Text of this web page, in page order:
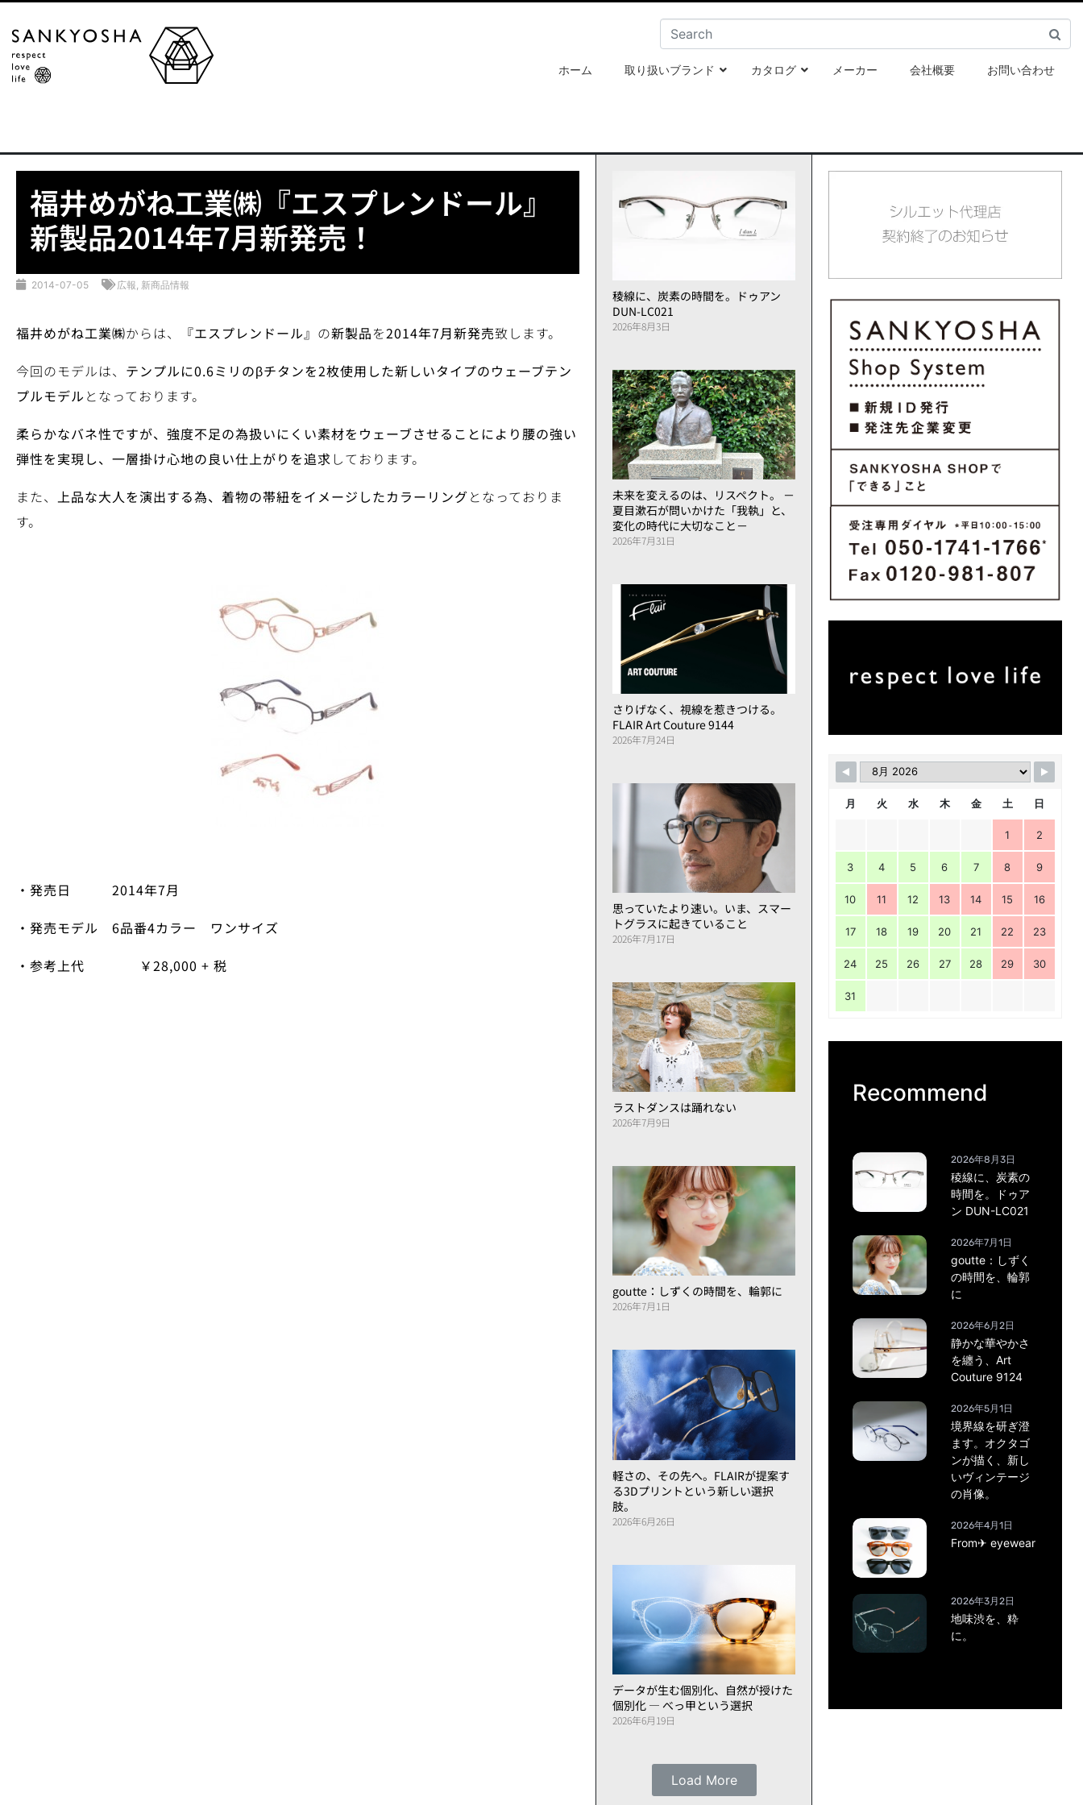
ホーム 取り扱いブランド カタログ メーカー 会社概要 お問い合わせ
福井めがね工業㈱『エスプレンドール』
新製品2014年7月新発売！
2014-07-05 広報, 新商品情報
福井めがね工業㈱からは、 『エスプレンドール』 の新製品を2014年7月新発売致します。
今回のモデルは、 テンプルに0.6ミリのβチタンを2枚使用した新しいタイプのウェーブテン
プルモデル となっております。
柔らかなバネ性ですが、強度不足の為扱いにくい素材をウェーブさせることにより腰の強い
弾性を実現し、一層掛け心地の良い仕上がりを追求 しております。
また、 上品な大人を演出する為、着物の帯紐をイメージしたカラーリングとなっておりま
す。
・発売日 2014年7月
・発売モデル 6品番4カラー ワンサイズ
・参考上代 ￥28,000 + 税
稜線に、炭素の時間を。ドゥアン
DUN-LC021
2026年8月3日
未来を変えるのは、リスペクト。 －
夏目漱石が問いかけた「我執」と、
変化の時代に大切なこと－
2026年7月31日
さりげなく、視線を惹きつける。
FLAIR Art Couture 9144
2026年7月24日
思っていたより速い。いま、スマー
トグラスに起きていること
2026年7月17日
ラストダンスは踊れない
2026年7月9日
goutte：しずくの時間を、輪郭に
2026年7月1日
軽さの、その先へ。FLAIRが提案す
る3Dプリントという新しい選択
肢。
2026年6月26日
データが生む個別化、自然が授けた
個別化 ― べっ甲という選択
2026年6月19日
Load More
月 火 水 木 金 土 日
1 2
3 4 5 6 7 8 9
10 11 12 13 14 15 16
17 18 19 20 21 22 23
24 25 26 27 28 29 30
31
Recommend
2026年8月3日
稜線に、炭素の
時間を。ドゥア
ン DUN-LC021
2026年7月1日
goutte：しずく
の時間を、輪郭
に
2026年6月2日
静かな華やかさ
を纏う、Art
Couture 9124
2026年5月1日
境界線を研ぎ澄
ます。オクタゴ
ンが描く、新し
いヴィンテージ
の肖像。
2026年4月1日
From✈ eyewear
2026年3月2日
地味渋を、粋
に。